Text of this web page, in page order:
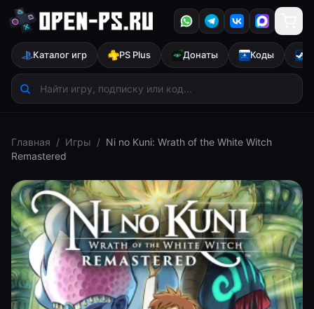
Каталог игр PS Plus Донаты Коды
Главная / Игры / Ni no Kuni: Wrath of the White Witch
Remastered